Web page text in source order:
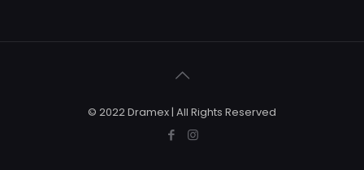
© 2022 Dramex | All Rights Reserved